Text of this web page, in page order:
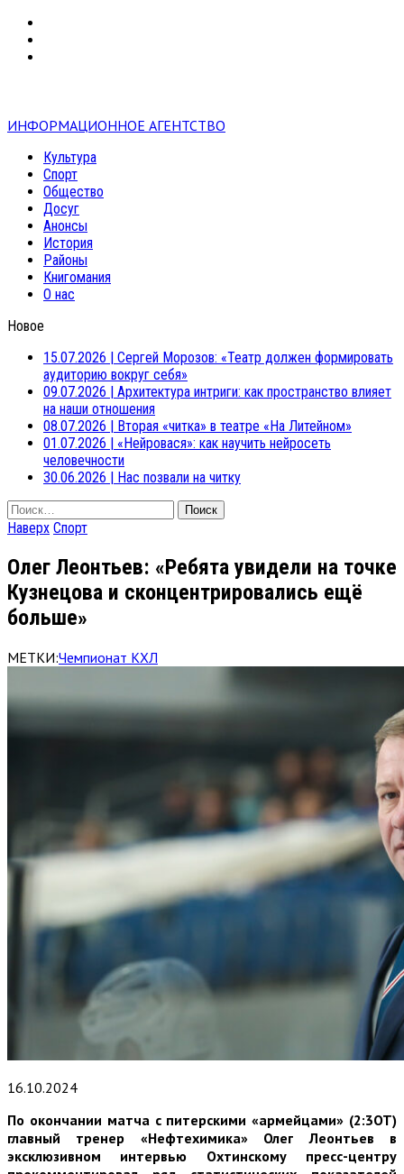
ИНФОРМАЦИОННОЕ АГЕНТСТВО
Культура
Спорт
Общество
Досуг
Анонсы
История
Районы
Книгомания
О нас
Новое
15.07.2026 | Сергей Морозов: «Театр должен формировать
аудиторию вокруг себя»
09.07.2026 | Архитектура интриги: как пространство влияет
на наши отношения
08.07.2026 | Вторая «читка» в театре «На Литейном»
01.07.2026 | «Нейровася»: как научить нейросеть
человечности
30.06.2026 | Нас позвали на читку
Найти:
Наверх Спорт
Олег Леонтьев: «Ребята увидели на точке
Кузнецова и сконцентрировались ещё
больше»
МЕТКИ:Чемпионат КХЛ
16.10.2024
По окончании матча с питерскими «армейцами» (2:3ОТ)
главный тренер «Нефтехимика» Олег Леонтьев в
эксклюзивном интервью Охтинскому пресс-центру